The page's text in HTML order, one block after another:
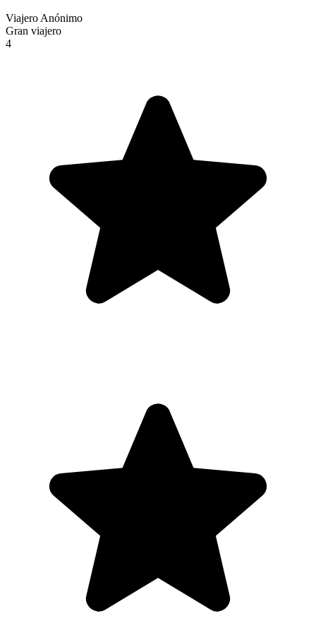
Viajero Anónimo
Gran viajero
4